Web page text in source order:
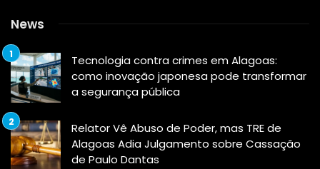
News
Tecnologia contra crimes em Alagoas:
como inovação japonesa pode transformar
a segurança pública
Relator Vê Abuso de Poder, mas TRE de
Alagoas Adia Julgamento sobre Cassação
de Paulo Dantas